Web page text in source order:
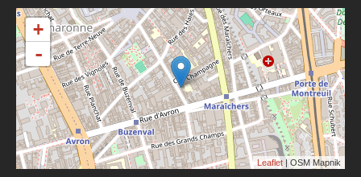
+
-
Leaflet | OSM Mapnik